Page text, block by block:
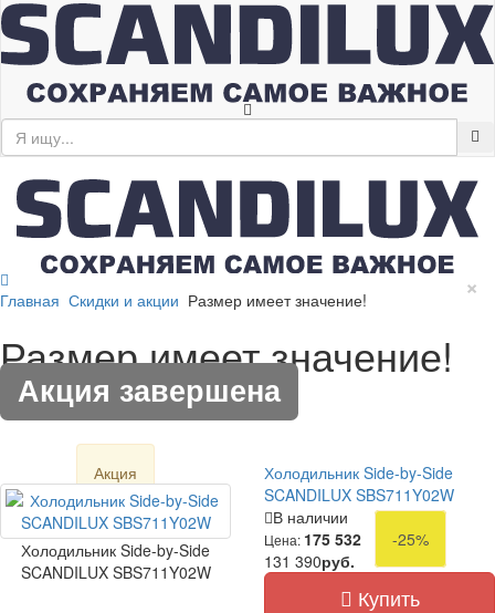
×
Главная Скидки и акции Размер имеет значение!
Размер имеет значение!
Акция завершена
Акция
Холодильник Side-by-Side
SCANDILUX SBS711Y02W
Холодильник Side-by-Side
SCANDILUX SBS711Y02W
В наличии
Цена: 175 532
-25%
131 390руб.
Купить